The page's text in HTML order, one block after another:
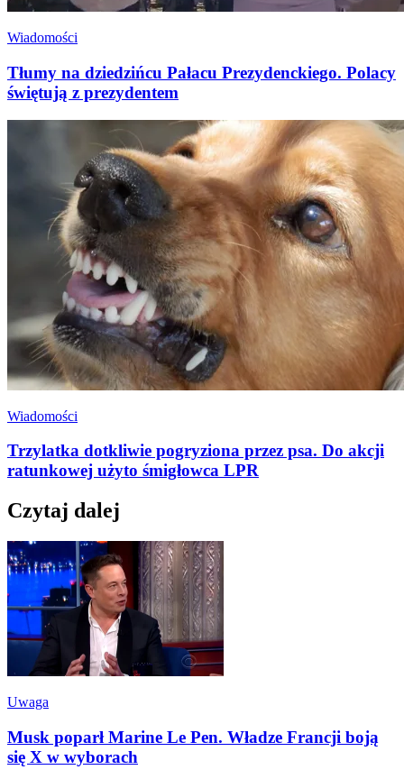
Wiadomości
Tłumy na dziedzińcu Pałacu Prezydenckiego. Polacy
świętują z prezydentem
Wiadomości
Trzylatka dotkliwie pogryziona przez psa. Do akcji
ratunkowej użyto śmigłowca LPR
Czytaj dalej
Uwaga
Musk poparł Marine Le Pen. Władze Francji boją
się X w wyborach